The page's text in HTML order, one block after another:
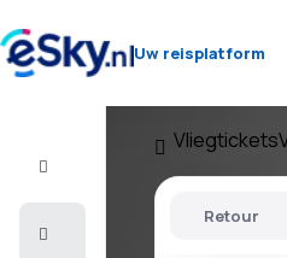
Uw reisplatform
Vliegtickets
Retour